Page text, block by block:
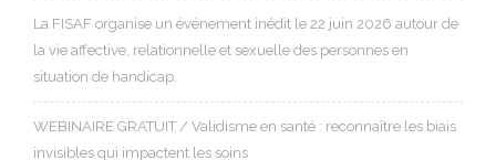
La FISAF organise un événement inédit le 22 juin 2026 autour de
la vie affective, relationnelle et sexuelle des personnes en
situation de handicap.
WEBINAIRE GRATUIT / Validisme en santé : reconnaître les biais
invisibles qui impactent les soins